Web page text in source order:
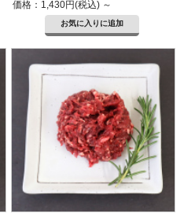
価格：1,430円(税込) ～